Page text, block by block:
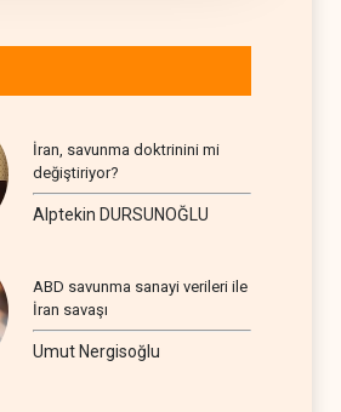
İran, savunma doktrinini mi
değiştiriyor?
Alptekin DURSUNOĞLU
ABD savunma sanayi verileri ile
İran savaşı
Umut Nergisoğlu